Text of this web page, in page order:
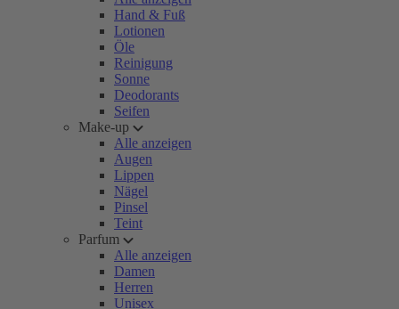
Hand & Fuß
Lotionen
Öle
Reinigung
Sonne
Deodorants
Seifen
Make-up
Alle anzeigen
Augen
Lippen
Nägel
Pinsel
Teint
Parfum
Alle anzeigen
Damen
Herren
Unisex